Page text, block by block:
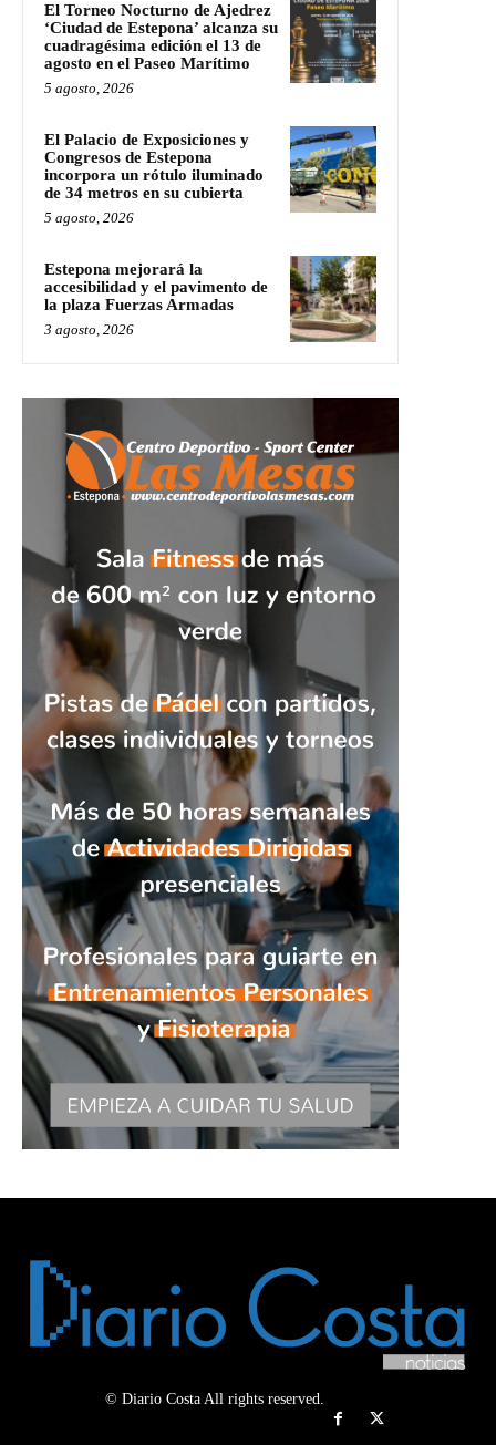
El Torneo Nocturno de Ajedrez
‘Ciudad de Estepona’ alcanza su
cuadragésima edición el 13 de
agosto en el Paseo Marítimo
5 agosto, 2026
El Palacio de Exposiciones y
Congresos de Estepona
incorpora un rótulo iluminado
de 34 metros en su cubierta
5 agosto, 2026
Estepona mejorará la
accesibilidad y el pavimento de
la plaza Fuerzas Armadas
3 agosto, 2026
© Diario Costa All rights reserved.